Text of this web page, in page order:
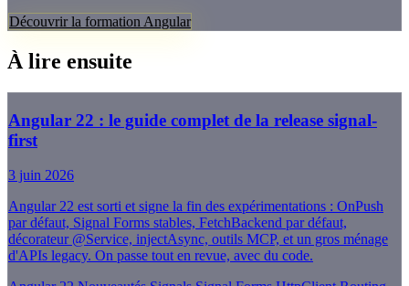
Découvrir la formation Angular
À lire ensuite
Angular 22 : le guide complet de la release signal-
first
3 juin 2026
Angular 22 est sorti et signe la fin des expérimentations : OnPush
par défaut, Signal Forms stables, FetchBackend par défaut,
décorateur @Service, injectAsync, outils MCP, et un gros ménage
d'APIs legacy. On passe tout en revue, avec du code.